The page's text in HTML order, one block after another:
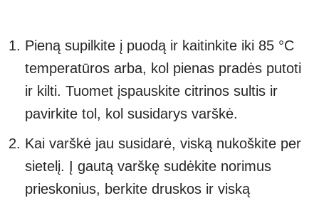
Pieną supilkite į puodą ir kaitinkite iki 85 °C
temperatūros arba, kol pienas pradės putoti
ir kilti. Tuomet įspauskite citrinos sultis ir
pavirkite tol, kol susidarys varškė.
Kai varškė jau susidarė, viską nukoškite per
sietelį. Į gautą varškę sudėkite norimus
prieskonius, berkite druskos ir viską